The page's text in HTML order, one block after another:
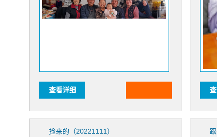
查看详细
捡来的（20221111）